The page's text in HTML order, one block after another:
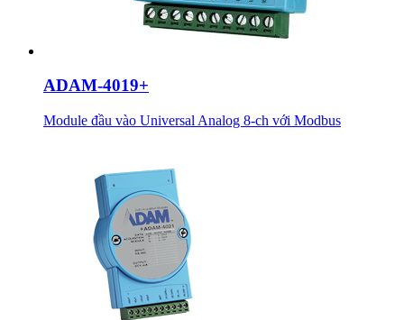
ADAM-4019+
Module đầu vào Universal Analog 8-ch với Modbus